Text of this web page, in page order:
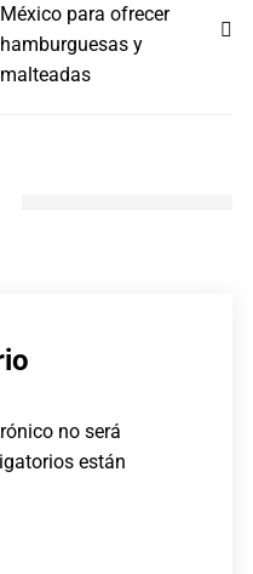
México para ofrecer
hamburguesas y
malteadas
no será
están